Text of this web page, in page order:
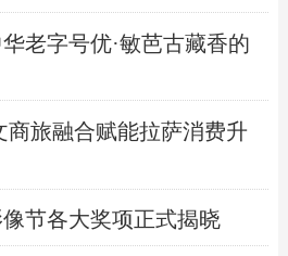
老字号优·敏芭古藏香的
商旅融合赋能拉萨消费升
节各大奖项正式揭晓